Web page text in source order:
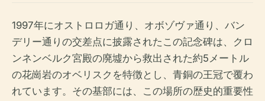
1997年にオストロロガ通り、オボゾヴァ通り、バン
デリー通りの交差点に披露されたこの記念碑は、クロ
ンネンベルク宮殿の廃墟から救出された約5メートル
の花崗岩のオベリスクを特徴とし、青銅の王冠で覆わ
れています。その基部には、この場所の歴史的重要性